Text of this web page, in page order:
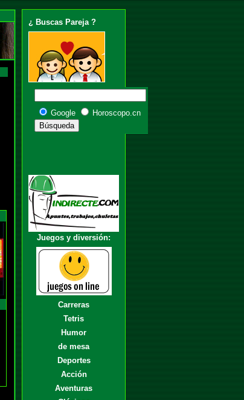
¿ Buscas Pareja ?
Google Horoscopo.cn
Juegos y diversión:
Carreras
Tetris
Humor
de mesa
Deportes
Acción
Aventuras